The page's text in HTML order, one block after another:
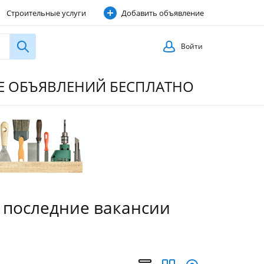
Строительные услуги Добавить объявление
Войти
ОБЪЯВЛЕНИЙ БЕСПЛАТНО
вакансии